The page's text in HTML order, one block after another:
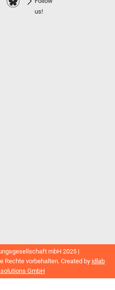
us!
mbH 2025 |
Rechte vorbehalten. Created by idlab
GmbH